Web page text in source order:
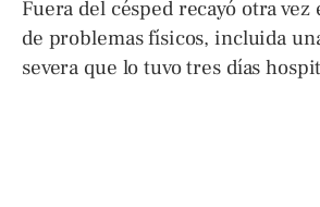
Fuera del césped recayó otra
de problemas físicos, incluida
severa que lo tuvo tres días